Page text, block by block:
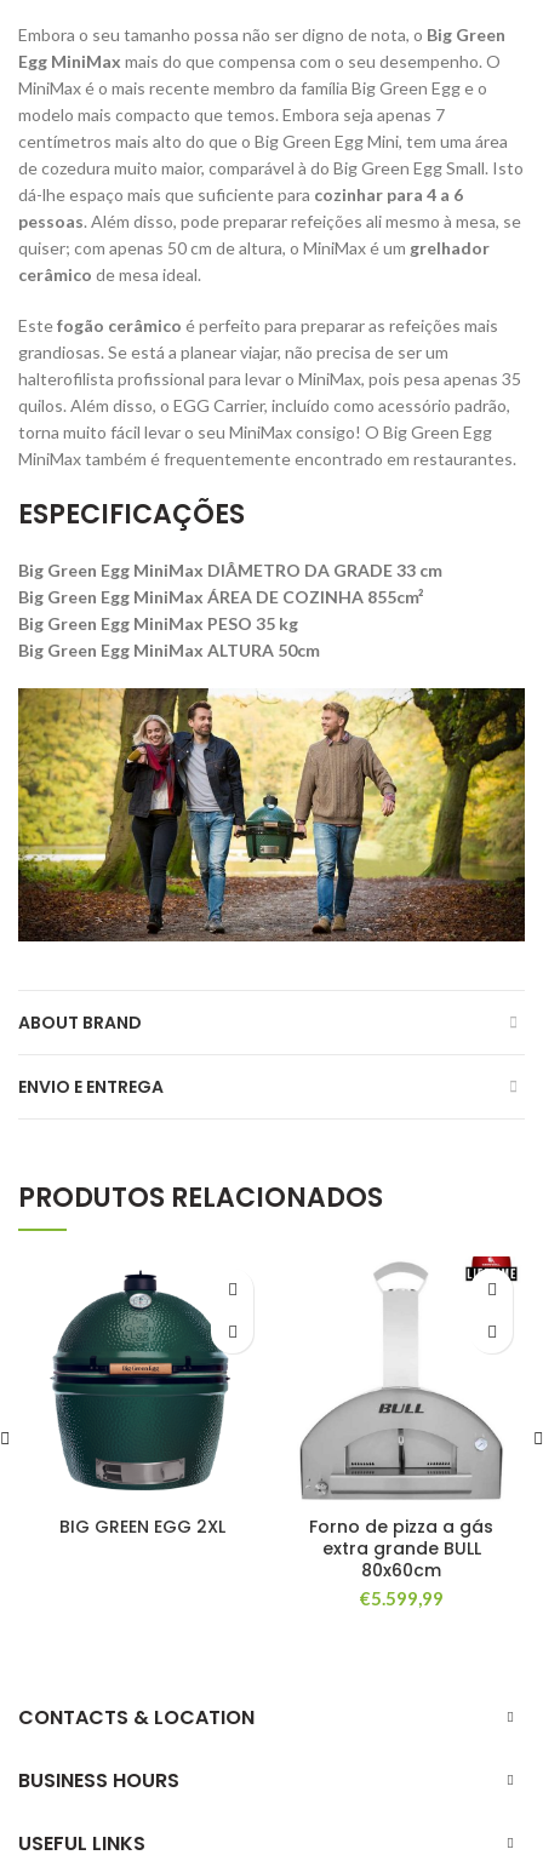
Embora o seu tamanho possa não ser digno de nota, o Big Green
Egg MiniMax mais do que compensa com o seu desempenho. O
MiniMax é o mais recente membro da família Big Green Egg e o
modelo mais compacto que temos. Embora seja apenas 7
centímetros mais alto do que o Big Green Egg Mini, tem uma área
de cozedura muito maior, comparável à do Big Green Egg Small. Isto
dá-lhe espaço mais que suficiente para cozinhar para 4 a 6
pessoas. Além disso, pode preparar refeições ali mesmo à mesa, se
quiser; com apenas 50 cm de altura, o MiniMax é um grelhador
cerâmico de mesa ideal.
Estefogão cerâmico é perfeito para preparar as refeições mais
grandiosas. Se está a planear viajar, não precisa de ser um
halterofilista profissional para levar o MiniMax, pois pesa apenas 35
quilos. Além disso, o EGG Carrier, incluído como acessório padrão,
torna muito fácil levar o seu MiniMax consigo! O Big Green Egg
MiniMax também é frequentemente encontrado em restaurantes.
ESPECIFICAÇÕES
Big Green Egg MiniMax DIÂMETRO DA GRADE 33 cm
Big Green Egg MiniMax ÁREA DE COZINHA 855cm²
Big Green Egg MiniMax PESO 35 kg
Big Green Egg MiniMax ALTURA 50cm
ABOUT BRAND
ENVIO E ENTREGA
PRODUTOS RELACIONADOS
BIG GREEN EGG 2XL
Forno de pizza a gás
extra grande BULL
80x60cm
€5.599,99
CONTACTS & LOCATION
BUSINESS HOURS
USEFUL LINKS